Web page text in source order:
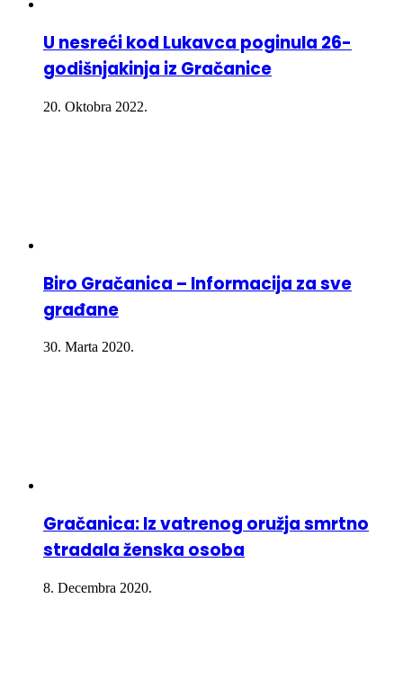
U nesreći kod Lukavca poginula 26-
godišnjakinja iz Gračanice
20. Oktobra 2022.
Biro Gračanica – Informacija za sve
građane
30. Marta 2020.
Gračanica: Iz vatrenog oružja smrtno
stradala ženska osoba
8. Decembra 2020.